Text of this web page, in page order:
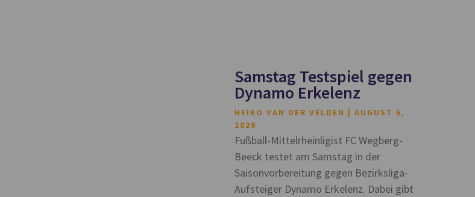
Samstag Testspiel gegen
Dynamo Erkelenz
HEIKO VAN DER VELDEN
AUGUST 6,
2026
Fußball-Mittelrheinligist FC Wegberg-
Beeck testet am Samstag in der
Saisonvorbereitung gegen Bezirksliga-
Aufsteiger Dynamo Erkelenz. Dabei gibt